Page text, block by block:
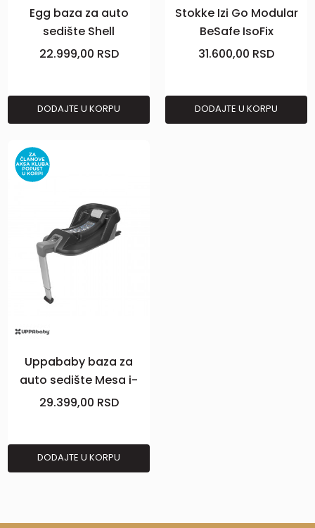
Egg baza za auto
sedište Shell
22.999,00 RSD
DODAJTE U KORPU
Stokke Izi Go Modular
BeSafe IsoFix
31.600,00 RSD
DODAJTE U KORPU
Uppababy baza za
auto sedište Mesa i-
Size
29.399,00 RSD
DODAJTE U KORPU